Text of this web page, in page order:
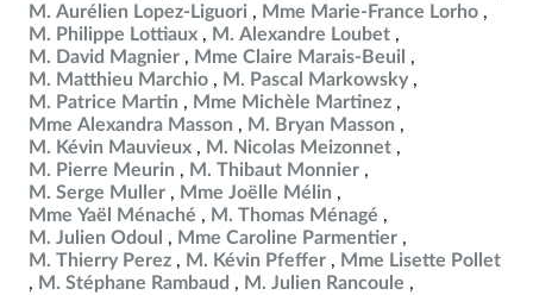
M. Aurélien Lopez-Liguori
Mme Marie-France Lorho
M. Philippe Lottiaux
M. Alexandre Loubet
M. David Magnier
Mme Claire Marais-Beuil
M. Matthieu Marchio
M. Pascal Markowsky
M. Patrice Martin
Mme Michèle Martinez
Mme Alexandra Masson
M. Bryan Masson
M. Kévin Mauvieux
M. Nicolas Meizonnet
M. Pierre Meurin
M. Thibaut Monnier
M. Serge Muller
Mme Joëlle Mélin
Mme Yaël Ménaché
M. Thomas Ménagé
M. Julien Odoul
Mme Caroline Parmentier
M. Thierry Perez
M. Kévin Pfeffer
Mme Lisette Pollet
M. Stéphane Rambaud
M. Julien Rancoule